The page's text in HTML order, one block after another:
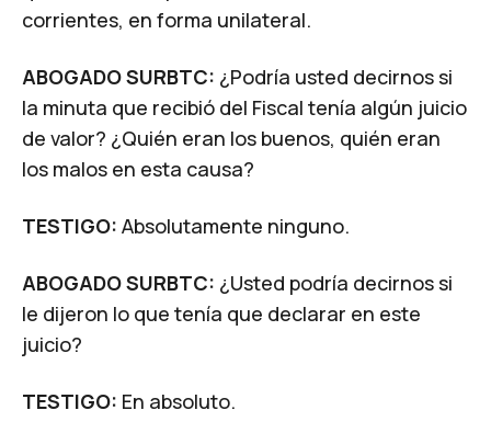
corrientes, en forma unilateral.
ABOGADO SURBTC: ¿Podría usted decirnos si
la minuta que recibió del Fiscal tenía algún juicio
de valor? ¿Quién eran los buenos, quién eran
los malos en esta causa?
TESTIGO: Absolutamente ninguno.
ABOGADO SURBTC: ¿Usted podría decirnos si
le dijeron lo que tenía que declarar en este
juicio?
TESTIGO: En absoluto.